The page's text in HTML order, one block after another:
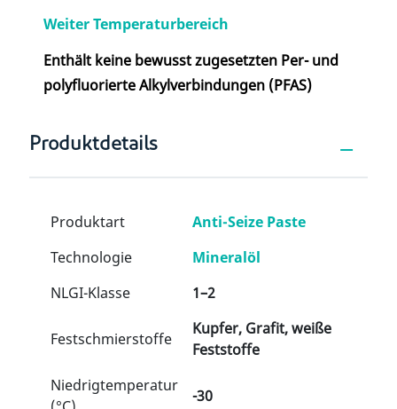
Weiter Temperaturbereich
Enthält keine bewusst zugesetzten Per- und
polyfluorierte Alkylverbindungen (PFAS)
Produktdetails
Produktart
Anti-Seize Paste
Technologie
Mineralöl
NLGI-Klasse
1–2
Festschmierstoffe
Kupfer, Grafit, weiße
Feststoffe
Niedrigtemperatur
-30